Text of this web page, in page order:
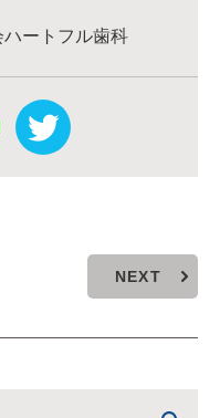
ートフル歯科
NEXT